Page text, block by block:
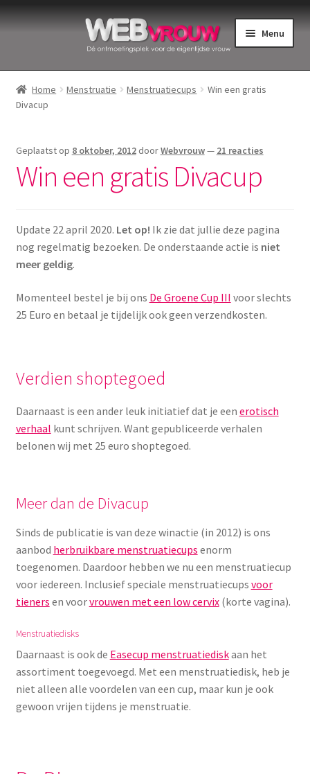
Ga
Ga
Menu
Home
Bekkenbodemspieren
Intiemverzorging
Menstruatiedisks
Menstruatieondergoed
Menstruatiepijn
Stimulatie, vibrators
Wasbaar maandverband
Wasbare zoogcompressen
Oefenbroekjes – zindelijkheidstraining
Diverse
Contact
Home Menstruatie Menstruatiecups
Win een gratis
Divacup
Geplaatst op 8 oktober, 2012 doorWebvrouw— 21 reacties
Win een gratis Divacup
Update 22 april 2020. Let op! Ik zie dat jullie deze pagina
nog regelmatig bezoeken. De onderstaande actie is niet
meer geldig.
Momenteel bestel je bij ons De Groene Cup III voor slechts
25 Euro en betaal je tijdelijk ook geen verzendkosten.
Verdien shoptegoed
Daarnaast is een ander leuk initiatief dat je een erotisch
verhaal kunt schrijven. Want gepubliceerde verhalen
belonen wij met 25 euro shoptegoed.
Meer dan de Divacup
Sinds de publicatie is van deze winactie (in 2012) is ons
aanbod herbruikbare menstruatiecups enorm
toegenomen. Daardoor hebben we nu een menstruatiecup
voor iedereen. Inclusief speciale menstruatiecups voor
tieners en voorvrouwen met een low cervix(korte vagina).
Menstruatiedisks
Daarnaast is ook de Easecup menstruatiediskaan het
assortiment toegevoegd. Met een menstruatiedisk, heb je
niet alleen alle voordelen van een cup, maar kun je ook
gewoon vrijen tijdens je menstruatie.